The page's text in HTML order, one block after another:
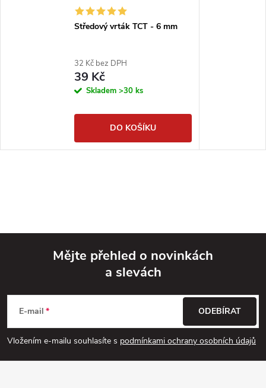
Středový vrták TCT - 6 mm
32 Kč bez DPH
39 Kč
Skladem >30 ks
DO KOŠÍKU
p
a
Mějte přehled o novinkách
a slevách
E-mail
Vložením e-mailu souhlasíte s podmínkami ochrany osobních údajů
ODEBÍRAT